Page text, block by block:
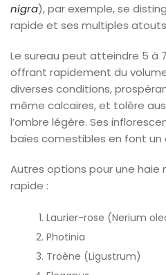
nigra), par exemple, se
rapide et ses multiples
Le sureau peut atteindre 5 à
offrant rapidement du
diverses conditions,
même calcaires, et tolère
l’ombre légère. Ses
baies comestibles en font un
Autres options pour une haie
rapide :
Laurier-rose (Nerium
Photinia
Troène (Ligustrum)